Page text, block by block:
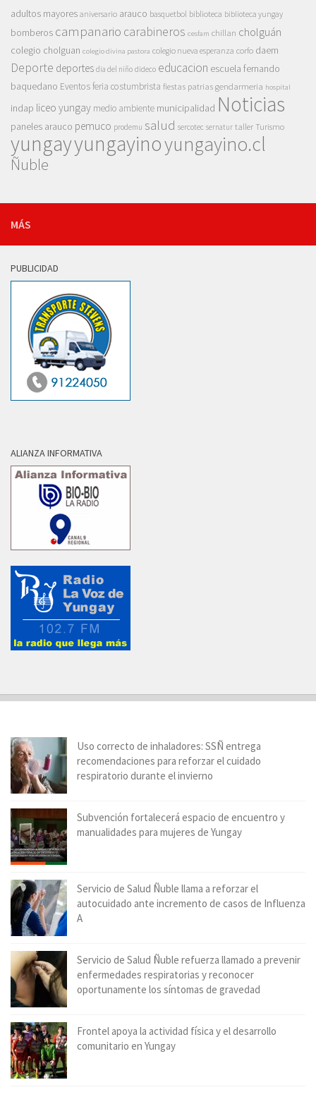
adultos mayores aniversario arauco basquetbol biblioteca biblioteca yungay
bomberos campanario carabineros cesfam chillan cholguán
colegio cholguan colegio divina pastora colegio nueva esperanza corfo daem
Deporte deportes dia del niño dideco educacion escuela fernando
baquedano Eventosferia costumbrista fiestas patrias gendarmeria hospital
indap liceo yungay medio ambiente municipalidad Noticias
paneles arauco pemuco prodemu salud sercotec sernatur taller Turismo
yungayyungayinoyungayino.cl
Ñuble
MÁS
PUBLICIDAD
ALIANZA INFORMATIVA
Uso correcto de inhaladores: SSÑ entrega
recomendaciones para reforzar el cuidado
respiratorio durante el invierno
Subvención fortalecerá espacio de encuentro y
manualidades para mujeres de Yungay
Servicio de Salud Ñuble llama a reforzar el
autocuidado ante incremento de casos de Influenza
A
Servicio de Salud Ñuble refuerza llamado a prevenir
enfermedades respiratorias y reconocer
oportunamente los síntomas de gravedad
Frontel apoya la actividad física y el desarrollo
comunitario en Yungay